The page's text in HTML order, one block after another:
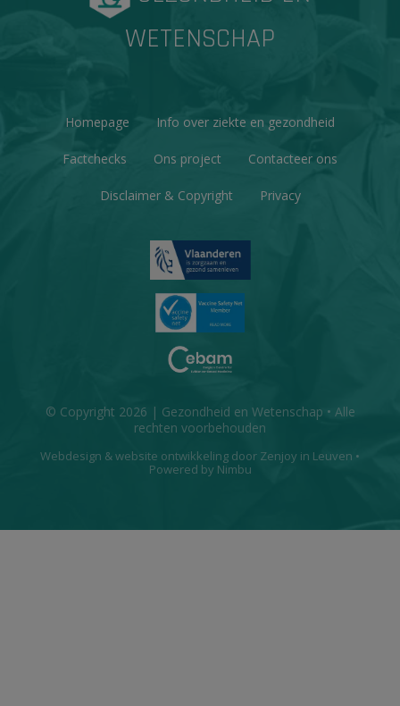
WETENSCHAP
Homepage Info over ziekte en gezondheid
Factchecks Ons project Contacteer ons
Disclaimer & Copyright Privacy
© Copyright 2026 | Gezondheid en Wetenschap • Alle
rechten voorbehouden
Webdesign &website ontwikkeling door Zenjoy in Leuven •
Powered by Nimbu